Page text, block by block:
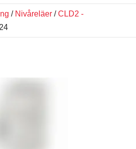
/ Nivåreläer /CLD2 -